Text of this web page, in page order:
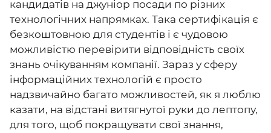
кандидатів на джуніор посади по різних
технологічних напрямках. Така сертифікація є
безкоштовною для студентів і є чудовою
можливістю перевірити відповідність своїх
знань очікуванням компанії. Зараз у сферу
інформаційних технологій є просто
надзвичайно багато можливостей, як я люблю
казати, на відстані витягнутої руки до лептопу,
для того, щоб покращувати свої знання,